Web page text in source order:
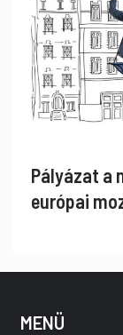
Pályázat a
európai
MENÜ